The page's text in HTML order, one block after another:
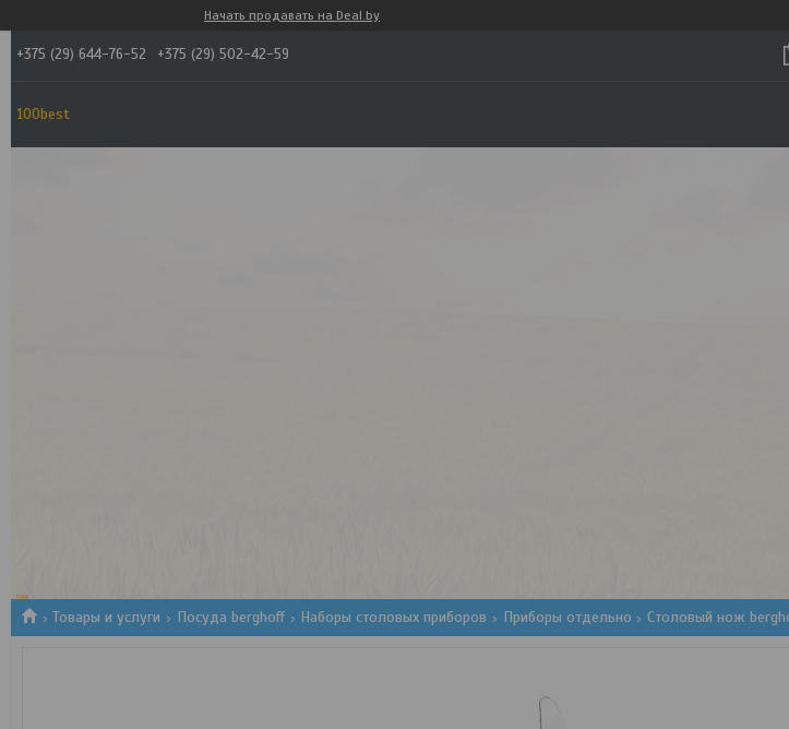
Начать продавать на Deal.by
+375 (29) 644-76-52 +375 (29) 502-42-59
100best
Товары и услуги Посуда berghoff Наборы столовых приборов Приборы отдельно Столовый нож